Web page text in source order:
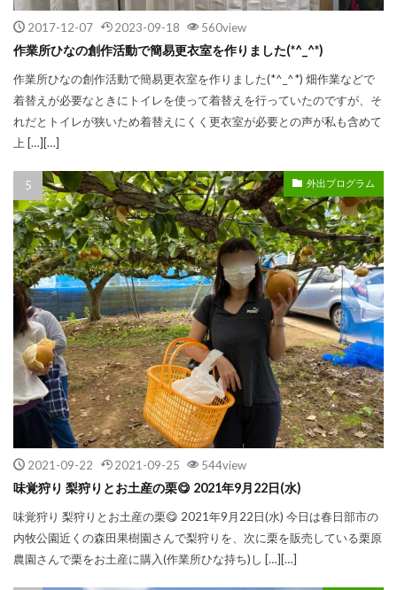
2017-12-07 2023-09-18 560view
作業所ひなの創作活動で簡易更衣室を作りました(*^_^*)
作業所ひなの創作活動で簡易更衣室を作りました(*^_^*) 畑作業などで
着替えが必要なときにトイレを使って着替えを行っていたのですが、そ
れだとトイレが狭いため着替えにくく更衣室が必要との声が私も含めて
上 […][…]
外出プログラム
2021-09-22 2021-09-25 544view
味覚狩り 梨狩りとお土産の栗😋 2021年9月22日(水)
味覚狩り 梨狩りとお土産の栗😋 2021年9月22日(水) 今日は春日部市の
内牧公園近くの森田果樹園さんで梨狩りを、次に栗を販売している栗原
農園さんで栗をお土産に購入(作業所ひな持ち)し […][…]